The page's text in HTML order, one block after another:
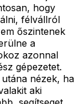
hogy
félvállról
őszintenek
a
azonnal
gépezetet.
nézek, ha
aki